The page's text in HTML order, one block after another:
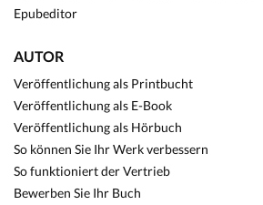
Epubeditor
AUTOR
Veröffentlichung als Printbucht
Veröffentlichung als E-Book
Veröffentlichung als Hörbuch
So können Sie Ihr Werk verbessern
So funktioniert der Vertrieb
Bewerben Sie Ihr Buch